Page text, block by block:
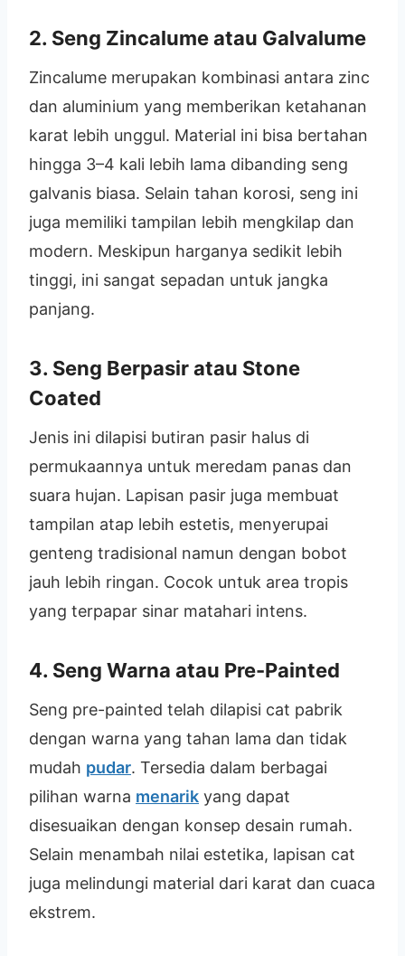
2. Seng Zincalume atau Galvalume
Zincalume merupakan kombinasi antara zinc
dan aluminium yang memberikan ketahanan
karat lebih unggul. Material ini bisa bertahan
hingga 3–4 kali lebih lama dibanding seng
galvanis biasa. Selain tahan korosi, seng ini
juga memiliki tampilan lebih mengkilap dan
modern. Meskipun harganya sedikit lebih
tinggi, ini sangat sepadan untuk jangka
panjang.
3. Seng Berpasir atau Stone
Coated
Jenis ini dilapisi butiran pasir halus di
permukaannya untuk meredam panas dan
suara hujan. Lapisan pasir juga membuat
tampilan atap lebih estetis, menyerupai
genteng tradisional namun dengan bobot
jauh lebih ringan. Cocok untuk area tropis
yang terpapar sinar matahari intens.
4. Seng Warna atau Pre-Painted
Seng pre-painted telah dilapisi cat pabrik
dengan warna yang tahan lama dan tidak
mudah pudar. Tersedia dalam berbagai
pilihan warna menarik yang dapat
disesuaikan dengan konsep desain rumah.
Selain menambah nilai estetika, lapisan cat
juga melindungi material dari karat dan cuaca
ekstrem.